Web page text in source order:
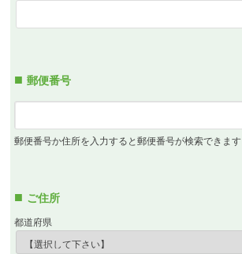
郵便番号
郵便番号か住所を入力すると郵便番号が検索できます
ご住所
都道府県